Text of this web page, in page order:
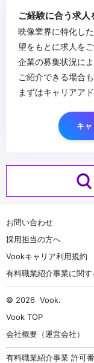
ご経験に合う求人
映像業界に特化し
望をもとに求人をご
企業の募集状況に
ご紹介できる場合も
まずはキャリアア
キ
お問い合わせ
採用担当の方へ
Vookキャリア利用規約
有料職業紹介事業に関
© 2026 Vook.
Vook TOP
会社概要（運営会社）
有料職業紹介事業 許可